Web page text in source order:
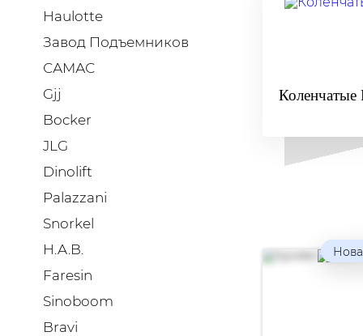
Haulotte
Завод Подъемников
САМАС
Gjj
Bocker
JLG
Dinolift
Palazzani
Snorkel
H.A.B.
Faresin
Sinoboom
Bravi
Коленчатые